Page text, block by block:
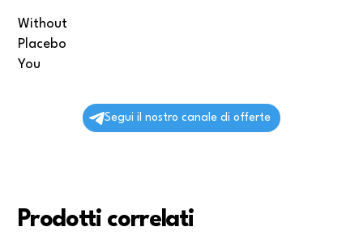
Without
Placebo
You
Segui il nostro canale di offerte
Prodotti correlati